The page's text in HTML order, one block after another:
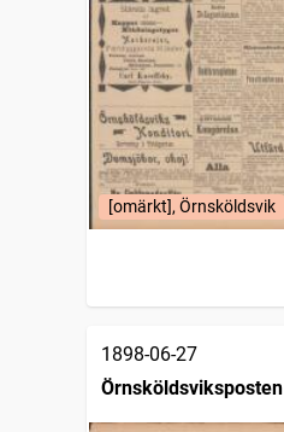
[omärkt], Örnsköldsvik
1898-06-27
Örnsköldsviksposten